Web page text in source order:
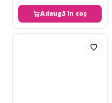
Adaugă în coș
Monacor